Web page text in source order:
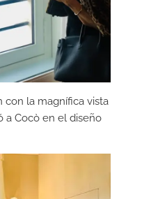
con la magnífica vista
a Cocò en el diseño